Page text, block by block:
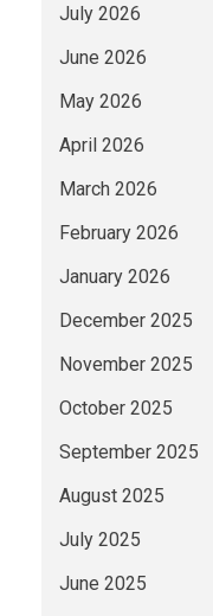
July 2026
June 2026
May 2026
April 2026
March 2026
February 2026
January 2026
December 2025
November 2025
October 2025
September 2025
August 2025
July 2025
June 2025